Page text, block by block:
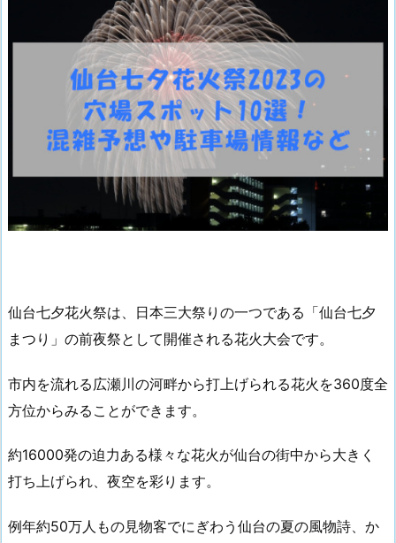
仙台七夕花火祭は、日本三大祭りの一つである「仙台七夕
まつり」の前夜祭として開催される花火大会です。
市内を流れる広瀬川の河畔から打上げられる花火を360度全
方位からみることができます。
約16000発の迫力ある様々な花火が仙台の街中から大きく
打ち上げられ、夜空を彩ります。
例年約50万人もの見物客でにぎわう仙台の夏の風物詩、か